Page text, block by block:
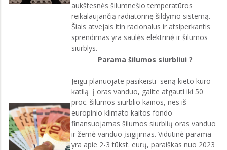
aukštesnės šilumnešio temperatūros
reikalaujančią radiatorinę šildymo sistemą.
Šiais atvejais itin racionalus ir atsiperkantis
sprendimas yra saulės elektrinė ir šilumos
siurblys.
Parama šilumos siurbliui ?
Jeigu planuojate pasikeisti seną kieto kuro
katilą į oras vanduo, galite atgauti iki 50
proc. šilumos siurblio kainos, nes iš
europinio klimato kaitos fondo
finansuojamas šilumos siurblių oras vanduo
ir žemė vanduo įsigijimas. Vidutinė parama
yra apie 2-3 tūkst. eurų, paraiškas nuo 2023